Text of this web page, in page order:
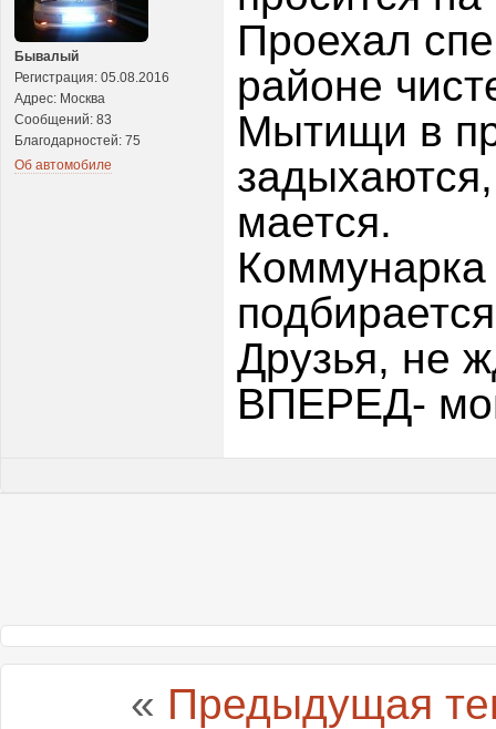
Бывалый
Регистрация: 05.08.2016
Адрес: Москва
Сообщений: 83
Благодарностей: 75
Об автомобиле
Проехал
районе
Мытищи в
мается.
Друзья, не
ВПЕРЕД-
« Предыдущая